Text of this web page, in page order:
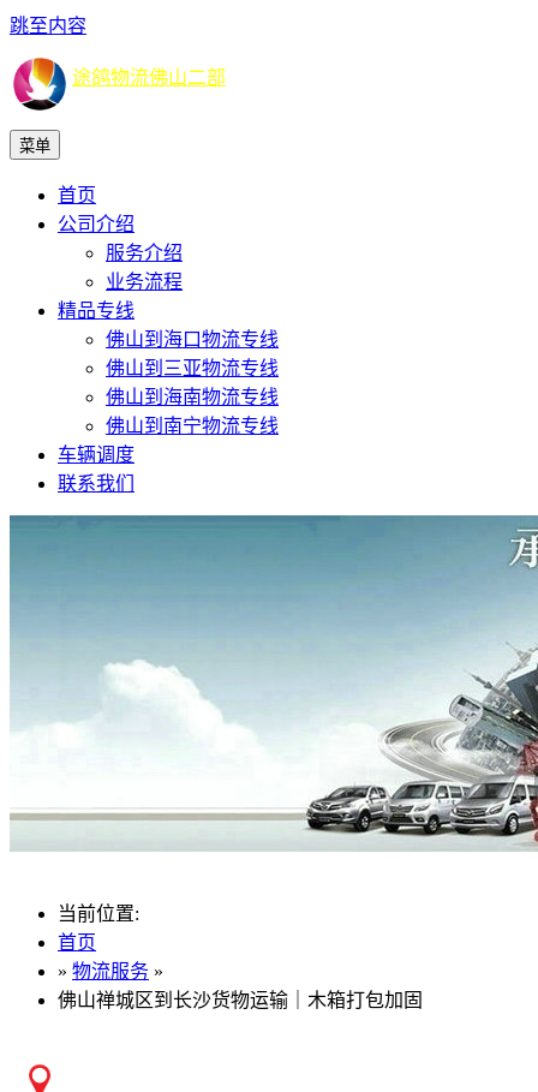
跳至内容
途鸽物流佛山二部
菜单
首页
公司介绍
服务介绍
业务流程
精品专线
佛山到海口物流专线
佛山到三亚物流专线
佛山到海南物流专线
佛山到南宁物流专线
车辆调度
联系我们
当前位置:
首页
» 物流服务 »
佛山禅城区到长沙货物运输｜木箱打包加固